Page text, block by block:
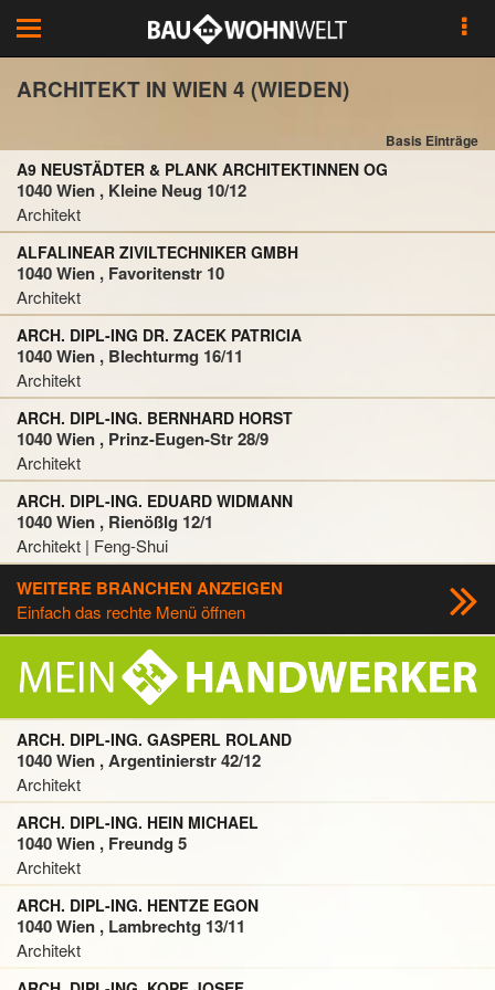
Toggle
navigation
ARCHITEKT IN WIEN 4 (WIEDEN)
Basis Einträge
A9 NEUSTÄDTER & PLANK ARCHITEKTINNEN OG
1040 Wien , Kleine Neug 10/12
Architekt
ALFALINEAR ZIVILTECHNIKER GMBH
1040 Wien , Favoritenstr 10
Architekt
ARCH. DIPL-ING DR. ZACEK PATRICIA
1040 Wien , Blechturmg 16/11
Architekt
ARCH. DIPL-ING. BERNHARD HORST
1040 Wien , Prinz-Eugen-Str 28/9
Architekt
ARCH. DIPL-ING. EDUARD WIDMANN
1040 Wien , Rienößlg 12/1
Architekt | Feng-Shui
WEITERE BRANCHEN ANZEIGEN
Einfach das rechte Menü öffnen
ARCH. DIPL-ING. GASPERL ROLAND
1040 Wien , Argentinierstr 42/12
Architekt
ARCH. DIPL-ING. HEIN MICHAEL
1040 Wien , Freundg 5
Architekt
ARCH. DIPL-ING. HENTZE EGON
1040 Wien , Lambrechtg 13/11
Architekt